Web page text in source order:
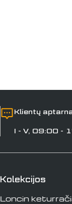
Klientų
I - V, 09:00 -
Kolekcijos
Loncin